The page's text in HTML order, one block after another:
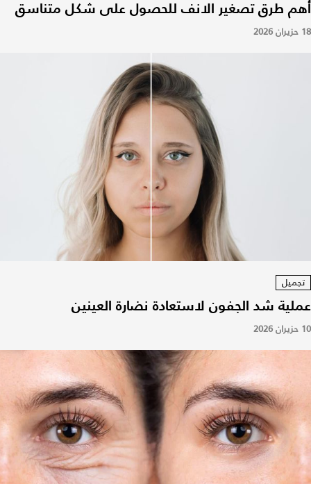
أهم طرق تصغير الانف للحصول على شكل متناسق
18 حزيران 2026
تجميل
عملية شد الجفون لاستعادة نضارة العينين
10 حزيران 2026